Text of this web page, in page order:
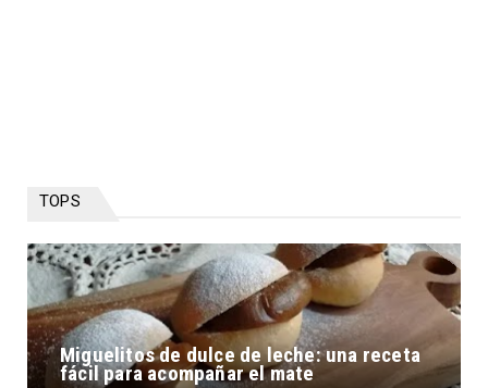
TOPS
Miguelitos de dulce de leche: una receta
fácil para acompañar el mate